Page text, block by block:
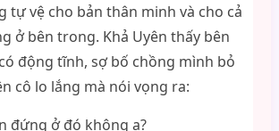
tự vệ cho bản thân minh và cho cả
ở bên trong. Khả Uyên thấy bên
động tĩnh, sợ bố chồng mình bỏ
cô lo lắng mà nói vọng ra:
đứng ở đó không ạ?